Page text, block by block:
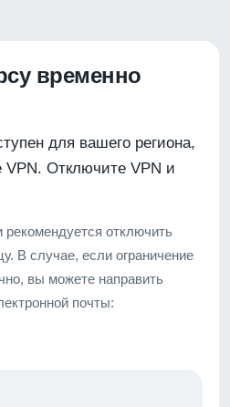
временно
для вашего региона,
VPN. Отключите VPN и
рекомендуется отключить
В случае, если ограничение
вы можете направить
почты: